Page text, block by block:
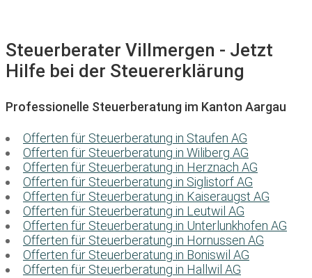
Steuerberater Villmergen - Jetzt
Hilfe bei der Steuererklärung
Professionelle Steuerberatung im Kanton Aargau
Offerten für Steuerberatung in Staufen AG
Offerten für Steuerberatung in Wiliberg AG
Offerten für Steuerberatung in Herznach AG
Offerten für Steuerberatung in Siglistorf AG
Offerten für Steuerberatung in Kaiseraugst AG
Offerten für Steuerberatung in Leutwil AG
Offerten für Steuerberatung in Unterlunkhofen AG
Offerten für Steuerberatung in Hornussen AG
Offerten für Steuerberatung in Boniswil AG
Offerten für Steuerberatung in Hallwil AG